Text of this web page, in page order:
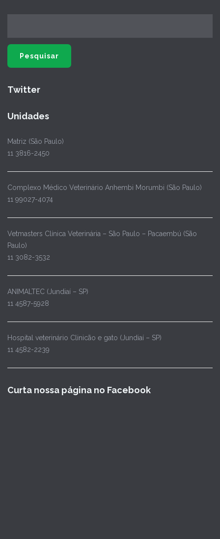
Twitter
Unidades
Matriz (São Paulo)
11 3816-2450
Complexo Médico Veterinário Anhembi Morumbi (São Paulo)
11 99027-4074
Vetmasters Clínica Veterinária – São Paulo – Pacaembú (São
Paulo)
11 3082-3532
ANIMALTEC (Jundiaí – SP)
11 4587-5928
Hospital veterinário Clinicão e gato (Jundiaí – SP)
11 4582-2239
Curta nossa página no Facebook